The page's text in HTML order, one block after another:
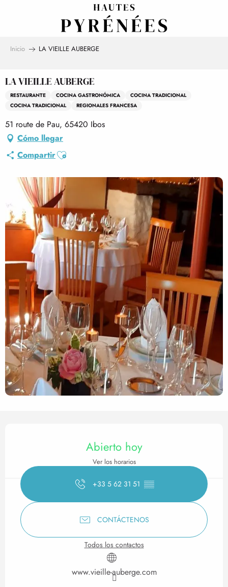
Inicio LA VIEILLE AUBERGE
LA VIEILLE AUBERGE
RESTAURANTE COCINA GASTRONÓMICA
COCINA TRADICIONAL
COCINA TRADICIONAL
REGIONALES FRANCESA
51 route de Pau, 65420 Ibos
Cómo llegar
CompartirAjouter aux favoris
Horarios y datos de
Abierto hoy
Ver los horarios
+33 5 62 31 51 ▒▒
CONTÁCTENOS
Todos los contactos
www.vieille-auberge.com